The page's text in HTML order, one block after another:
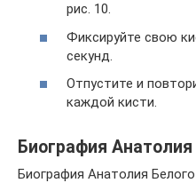
рис. 10.
Фиксируйте свою
секунд.
Отпустите и
каждой кисти.
Биография Анатолия
Биография Анатолия